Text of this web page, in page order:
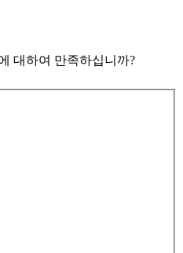
대하여 만족하십니까?